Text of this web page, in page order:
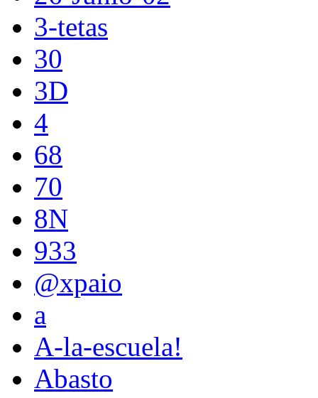
3-tetas
30
3D
4
68
70
8N
933
@xpaio
a
A-la-escuela!
Abasto